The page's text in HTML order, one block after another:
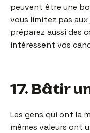
peuvent être une
vous limitez pas
préparez aussi des
intéressent vos
17. Bâtir
Les gens qui ont la
mêmes valeurs ont